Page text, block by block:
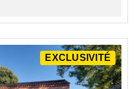
EXCLUSIVITÉ